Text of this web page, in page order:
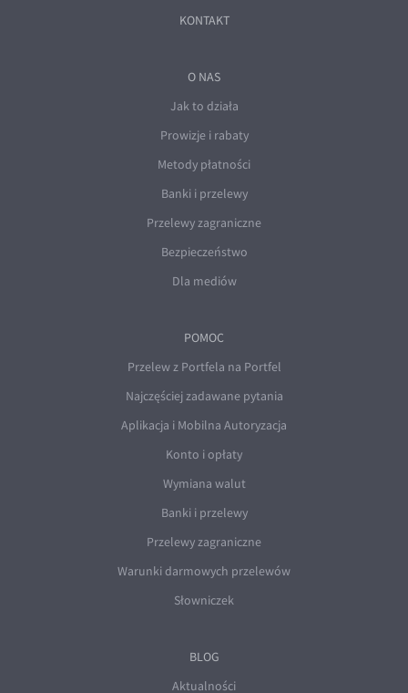
KONTAKT
O NAS
Jak to działa
Prowizje i rabaty
Metody płatności
Banki i przelewy
Przelewy zagraniczne
Bezpieczeństwo
Dla mediów
POMOC
Przelew z Portfela na Portfel
Najczęściej zadawane pytania
Aplikacja i Mobilna Autoryzacja
Konto i opłaty
Wymiana walut
Banki i przelewy
Przelewy zagraniczne
Warunki darmowych przelewów
Słowniczek
BLOG
Aktualności